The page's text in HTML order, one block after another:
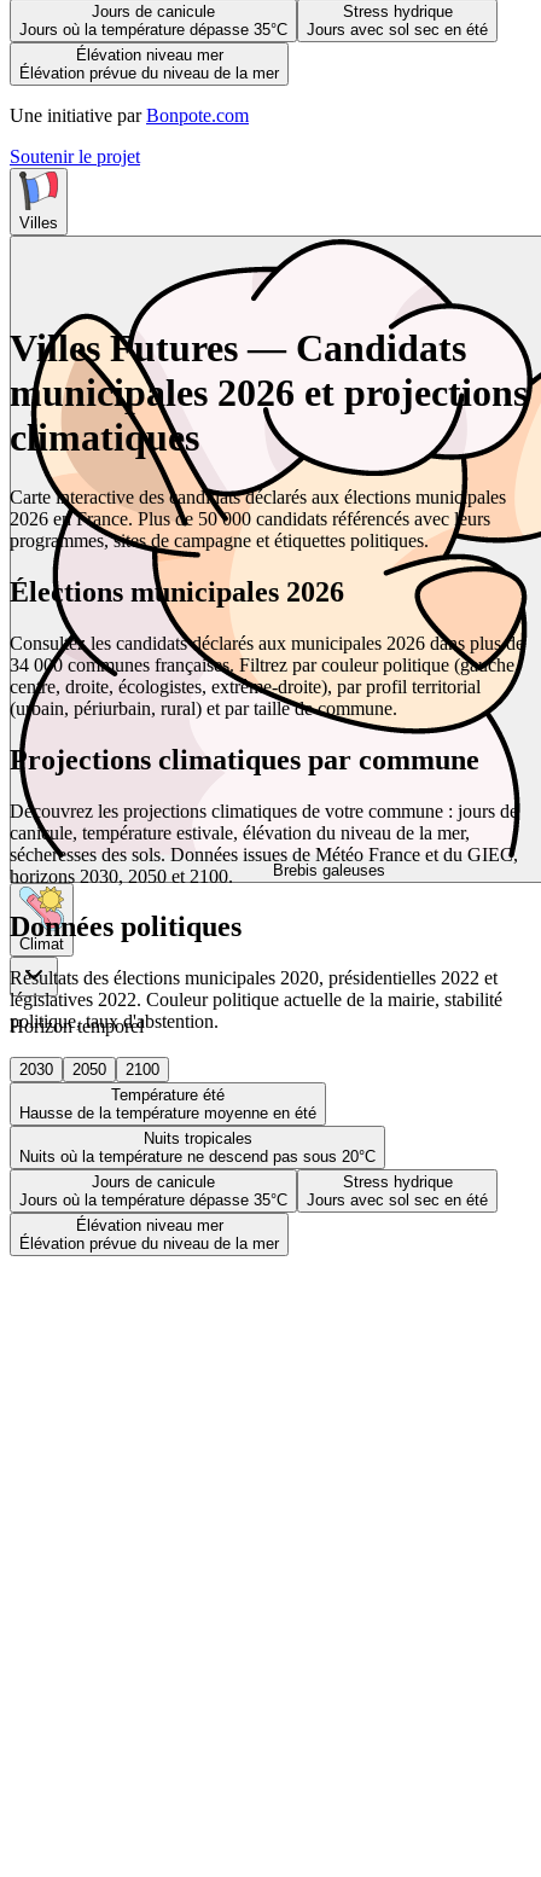
Jours de canicule
Jours où la température dépasse 35°C
Stress hydrique
Jours avec sol sec en été
Élévation niveau mer
Élévation prévue du niveau de la mer
Une initiative par Bonpote.com
Soutenir le projet
Villes
Brebis galeuses
Climat
Horizon temporel
2030 2050
2100
Température été
Hausse de la température moyenne en été
Nuits tropicales
Nuits où la température ne descend pas sous 20°C
Jours de canicule
Jours où la température dépasse 35°C
Stress hydrique
Jours avec sol sec en été
Élévation niveau mer
Élévation prévue du niveau de la mer
Villes Futures — Candidats
municipales 2026 et projections
climatiques
Carte interactive des candidats déclarés aux élections municipales
2026 en France. Plus de 50 000 candidats référencés avec leurs
programmes, sites de campagne et étiquettes politiques.
Élections municipales 2026
Consultez les candidats déclarés aux municipales 2026 dans plus de
34 000 communes françaises. Filtrez par couleur politique (gauche,
centre, droite, écologistes, extrême-droite), par profil territorial
(urbain, périurbain, rural) et par taille de commune.
Projections climatiques par commune
Découvrez les projections climatiques de votre commune : jours de
canicule, température estivale, élévation du niveau de la mer,
sécheresses des sols. Données issues de Météo France et du GIEC,
horizons 2030, 2050 et 2100.
Données politiques
Résultats des élections municipales 2020, présidentielles 2022 et
législatives 2022. Couleur politique actuelle de la mairie, stabilité
politique, taux d'abstention.